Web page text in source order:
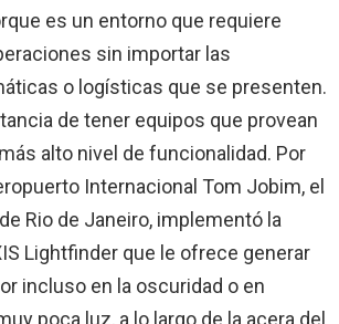
es un entorno que requiere
sin importar las
o logísticas que se presenten.
de tener equipos que provean
alto nivel de funcionalidad. Por
Internacional Tom Jobim, el
Rio de Janeiro, implementó la
Lightfinder que le ofrece generar
incluso en la oscuridad o en
poca luz, a lo largo de la acera del